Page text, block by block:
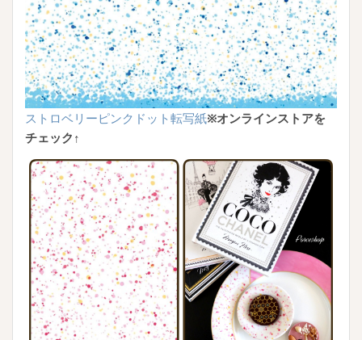
ストロベリーピンクドット転写紙※オンラインストアを
チェック↑